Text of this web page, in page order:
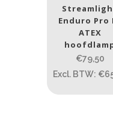
ATEX zone
Enduro Pro
ATEX
€79,50
Excl. BTW: